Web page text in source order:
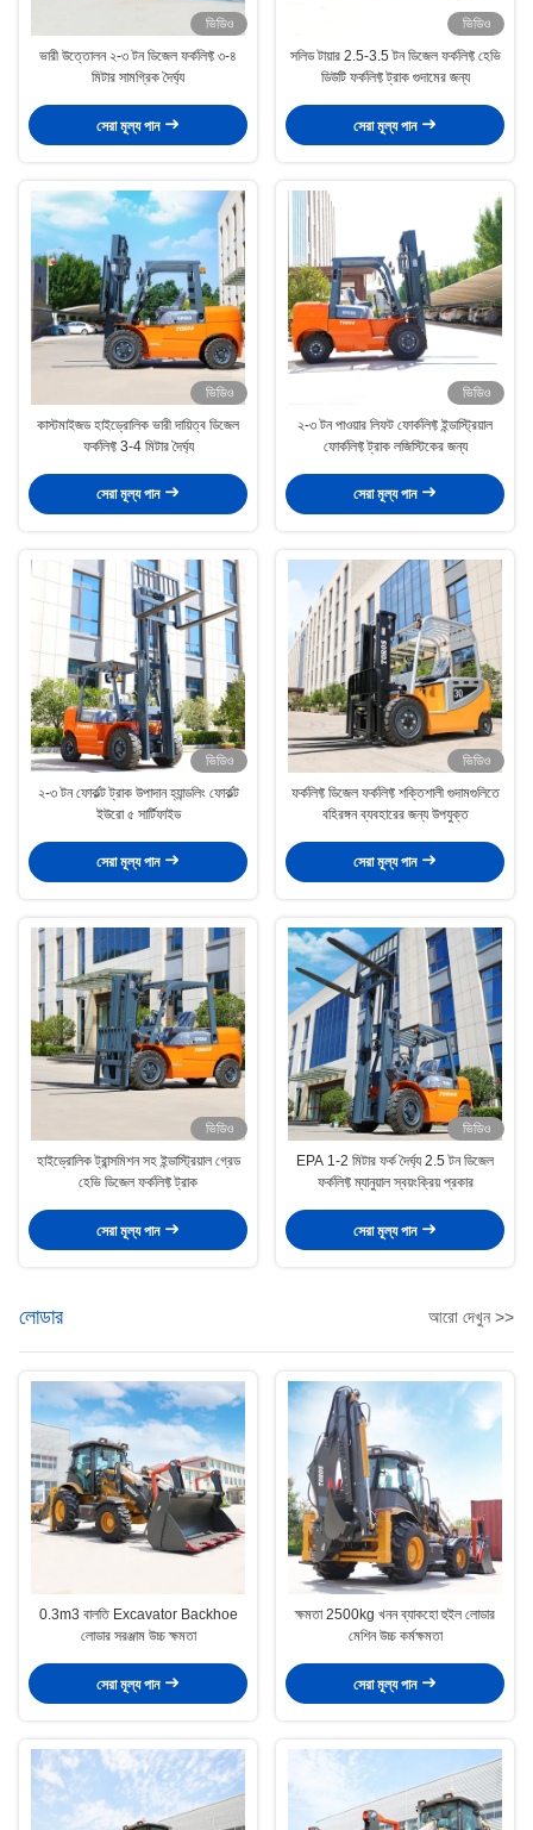
ভিডিও
ভারী উত্তোলন ২-৩ টন ডিজেল ফর্কলিফ্ট ৩-৪
মিটার সামগ্রিক দৈর্ঘ্য
সেরা মূল্য পান
ভিডিও
সলিড টায়ার 2.5-3.5 টন ডিজেল ফর্কলিফ্ট হেভি
ডিউটি ​​ফর্কলিফ্ট ট্রাক গুদামের জন্য
সেরা মূল্য পান
ভিডিও
কাস্টমাইজড হাইড্রোলিক ভারী দায়িত্ব ডিজেল
ফর্কলিফ্ট 3-4 মিটার দৈর্ঘ্য
সেরা মূল্য পান
ভিডিও
২-৩ টন পাওয়ার লিফট ফোর্কলিফ্ট ইন্ডাস্ট্রিয়াল
ফোর্কলিফ্ট ট্রাক লজিস্টিকের জন্য
সেরা মূল্য পান
ভিডিও
২-৩ টন ফোর্কল্ট ট্রাক উপাদান হ্যান্ডলিং ফোর্কল্ট
ইউরো ৫ সার্টিফাইড
সেরা মূল্য পান
ভিডিও
ফর্কলিফ্ট ডিজেল ফর্কলিফ্ট শক্তিশালী গুদামগুলিতে
বহিরঙ্গন ব্যবহারের জন্য উপযুক্ত
সেরা মূল্য পান
ভিডিও
হাইড্রোলিক ট্রান্সমিশন সহ ইন্ডাস্ট্রিয়াল গ্রেড
হেভি ডিজেল ফর্কলিফ্ট ট্রাক
সেরা মূল্য পান
ভিডিও
EPA 1-2 মিটার ফর্ক দৈর্ঘ্য 2.5 টন ডিজেল
ফর্কলিফ্ট ম্যানুয়াল স্বয়ংক্রিয় প্রকার
সেরা মূল্য পান
লোডার আরো দেখুন >>
0.3m3 বালতি Excavator Backhoe
লোডার সরঞ্জাম উচ্চ ক্ষমতা
সেরা মূল্য পান
ক্ষমতা 2500kg খনন ব্যাকহো হুইল লোডার
মেশিন উচ্চ কর্মক্ষমতা
সেরা মূল্য পান